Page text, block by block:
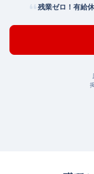
残業ゼロ！有給